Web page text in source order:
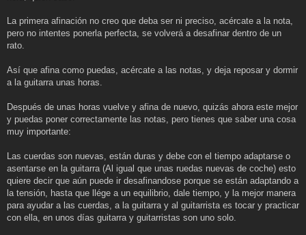
La primera afinación no creo que deba ser ni preciso, acércate a la nota,
pero no intentes ponerla perfecta, se volverá a desafinar dentro de un
rato.
Así que afina como puedas, acércate a las notas, y deja reposar y dormir
a la guitarra unas horas.
Después de unas horas vuelve y afina de nuevo, quizás ahora este mejor
y puedas poner correctamente las notas, pero tienes que saber una cosa
muy importante:
Las cuerdas son nuevas, están duras y debe con el tiempo adaptarse o
asentarse en la guitarra (Al igual que unas ruedas nuevas de coche) esto
quiere decir que aún puede ir desafinandose porque se están adaptando a
la tensión, hasta que llége a un equilibrio, dale tiempo, y la mejor manera
para ayudar a las cuerdas, a la guitarra y al guitarrista es tocar y practicar
con ella, en unos días guitarra y guitarristas son uno solo.